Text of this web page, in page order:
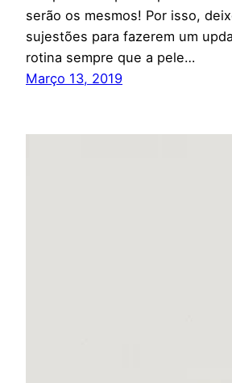
serão os mesmos! Por isso,
sujestões para fazerem um
rotina sempre que a pele…
Março 13, 2019